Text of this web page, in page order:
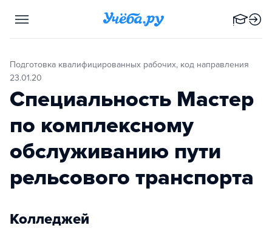
Подготовка квалифицированных рабочих, код направления
23.01.20
Специальность Мастер
по комплексному
обслуживанию пути
рельсового транспорта
Колледжей